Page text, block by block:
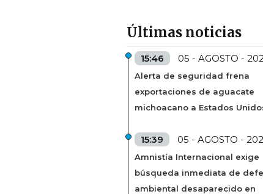
Últimas noticias
15:46 05 - AGOSTO -
Alerta de seguridad frena
exportaciones de aguacate
michoacano a Estados
15:39 05 - AGOSTO -
Amnistía Internacional exige
búsqueda inmediata de
ambiental desaparecido en